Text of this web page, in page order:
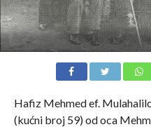
Hafiz Mehmed ef.
(kućni broj 59) od oca